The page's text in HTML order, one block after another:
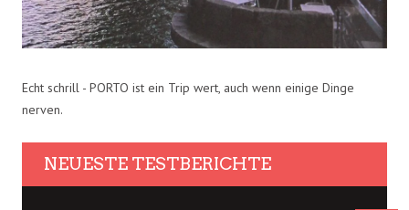
Echt schrill - PORTO ist ein Trip wert, auch wenn einige Dinge
nerven.
NEUESTE TESTBERICHTE